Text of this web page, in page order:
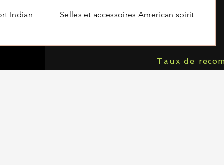
Indian Selles et accessoires American spirit
Taux de